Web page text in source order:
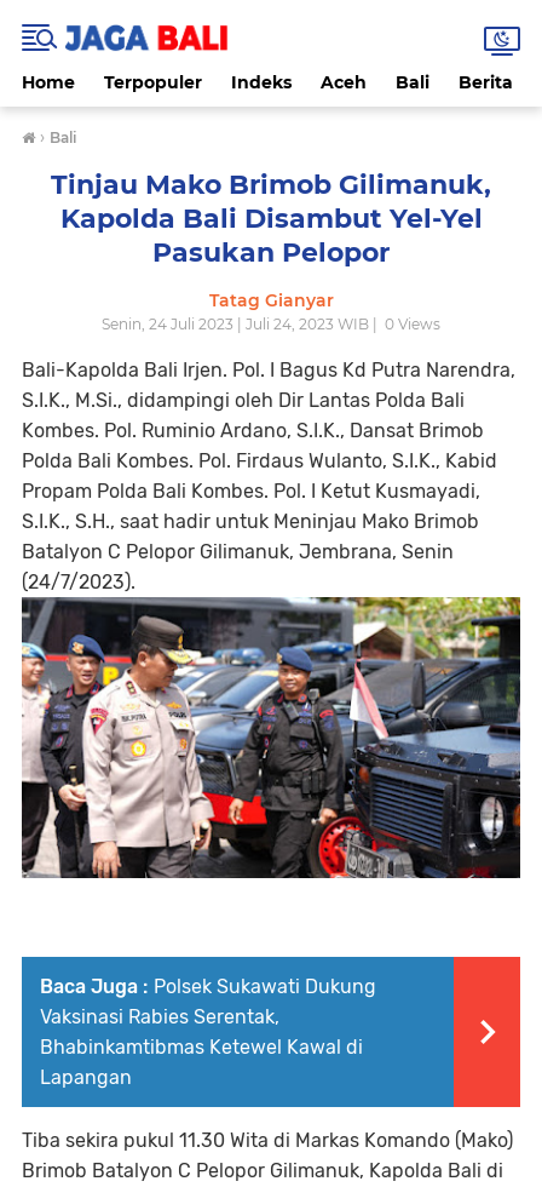
Home Terpopuler Indeks Aceh Bali Berita
› Bali
Tinjau Mako Brimob Gilimanuk,
Kapolda Bali Disambut Yel-Yel
Pasukan Pelopor
Tatag Gianyar
Senin, 24 Juli 2023 | Juli 24, 2023 WIB | 0 Views
Bali-Kapolda Bali Irjen. Pol. I Bagus Kd Putra Narendra,
S.I.K., M.Si., didampingi oleh Dir Lantas Polda Bali
Kombes. Pol. Ruminio Ardano, S.I.K., Dansat Brimob
Polda Bali Kombes. Pol. Firdaus Wulanto, S.I.K., Kabid
Propam Polda Bali Kombes. Pol. I Ketut Kusmayadi,
S.I.K., S.H., saat hadir untuk Meninjau Mako Brimob
Batalyon C Pelopor Gilimanuk, Jembrana, Senin
(24/7/2023).
Baca Juga : Polsek Sukawati Dukung
Vaksinasi Rabies Serentak,
Bhabinkamtibmas Ketewel Kawal di
Lapangan
Tiba sekira pukul 11.30 Wita di Markas Komando (Mako)
Brimob Batalyon C Pelopor Gilimanuk, Kapolda Bali di